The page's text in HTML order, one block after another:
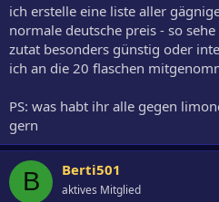
ich erstelle eine liste aller
normale deutsche preis - so
zutat besonders günstig oder
ich an die 20 flaschen
PS: was habt ihr alle gegen
gern
B Berti501
aktives Mitglied